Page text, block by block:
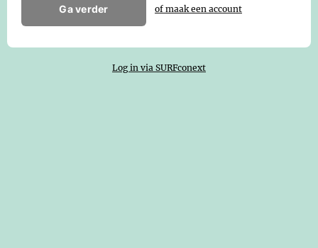
Ga verder of maak een account
Log in via SURFconext